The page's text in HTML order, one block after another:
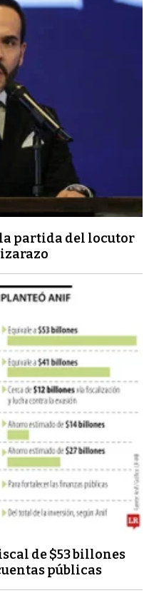
partida del locutor
de $53 billones
públicas